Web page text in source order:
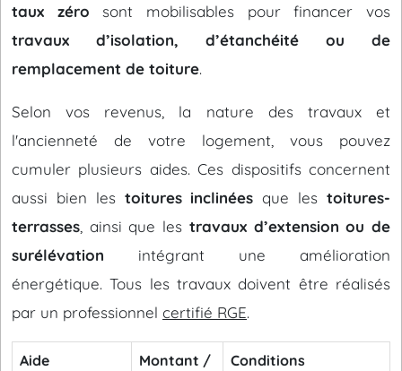
taux zéro sont mobilisables pour financer vos
travaux d’isolation, d’étanchéité ou de
remplacement de toiture.
Selon vos revenus, la nature des travaux et
l'ancienneté de votre logement, vous pouvez
cumuler plusieurs aides. Ces dispositifs concernent
aussi bien les toitures inclinées que lestoitures-
terrasses , ainsi que les travaux d’extension ou de
surélévation intégrant une amélioration
énergétique. Tous les travaux doivent être réalisés
par un professionnel certifié RGE.
Aide
Montant /
Conditions